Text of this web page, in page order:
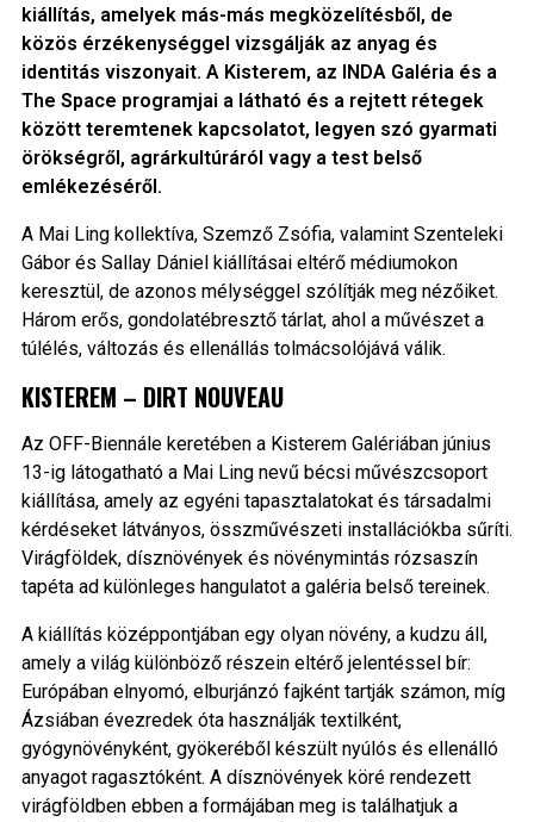
kiállítás, amelyek más-más megközelítésből, de
közös érzékenységgel vizsgálják az anyag és
identitás viszonyait. A Kisterem, az INDA Galéria és a
The Space programjai a látható és a rejtett rétegek
között teremtenek kapcsolatot, legyen szó gyarmati
örökségről, agrárkultúráról vagy a test belső
emlékezéséről.
A Mai Ling kollektíva, Szemző Zsófia, valamint Szenteleki
Gábor és Sallay Dániel kiállításai eltérő médiumokon
keresztül, de azonos mélységgel szólítják meg nézőiket.
Három erős, gondolatébresztő tárlat, ahol a művészet a
túlélés, változás és ellenállás tolmácsolójává válik.
KISTEREM – DIRT NOUVEAU
Az OFF-Biennále keretében a Kisterem Galériában június
13-ig látogatható a Mai Ling nevű bécsi művészcsoport
kiállítása, amely az egyéni tapasztalatokat és társadalmi
kérdéseket látványos, összművészeti installációkba sűríti.
Virágföldek, dísznövények és növénymintás rózsaszín
tapéta ad különleges hangulatot a galéria belső tereinek.
A kiállítás középpontjában egy olyan növény, a kudzu áll,
amely a világ különböző részein eltérő jelentéssel bír:
Európában elnyomó, elburjánzó fajként tartják számon, míg
Ázsiában évezredek óta használják textilként,
gyógynövényként, gyökeréből készült nyúlós és ellenálló
anyagot ragasztóként. A dísznövények köré rendezett
virágföldben ebben a formájában meg is találhatjuk a